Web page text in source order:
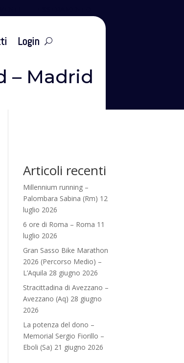
Login
– Madrid
Articoli recenti
Millennium running –
Palombara Sabina (Rm) 12
luglio 2026
6 ore di Roma – Roma 11
luglio 2026
Gran Sasso Bike Marathon
2026 (Percorso Medio) –
L’Aquila 28 giugno 2026
Stracittadina di Avezzano –
Avezzano (Aq) 28 giugno
2026
La potenza del dono –
Memorial Sergio Fiorillo –
Eboli (Sa) 21 giugno 2026